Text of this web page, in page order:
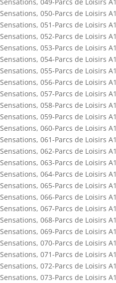
Sensations, 050-Parcs de Loisirs A1
Sensations, 051-Parcs de Loisirs A1
Sensations, 052-Parcs de Loisirs A1
Sensations, 053-Parcs de Loisirs A1
Sensations, 054-Parcs de Loisirs A1
Sensations, 055-Parcs de Loisirs A1
Sensations, 056-Parcs de Loisirs A1
Sensations, 057-Parcs de Loisirs A1
Sensations, 058-Parcs de Loisirs A1
Sensations, 059-Parcs de Loisirs A1
Sensations, 060-Parcs de Loisirs A1
Sensations, 061-Parcs de Loisirs A1
Sensations, 062-Parcs de Loisirs A1
Sensations, 063-Parcs de Loisirs A1
Sensations, 064-Parcs de Loisirs A1
Sensations, 065-Parcs de Loisirs A1
Sensations, 066-Parcs de Loisirs A1
Sensations, 067-Parcs de Loisirs A1
Sensations, 068-Parcs de Loisirs A1
Sensations, 069-Parcs de Loisirs A1
Sensations, 070-Parcs de Loisirs A1
Sensations, 071-Parcs de Loisirs A1
Sensations, 072-Parcs de Loisirs A1
Sensations, 073-Parcs de Loisirs A1